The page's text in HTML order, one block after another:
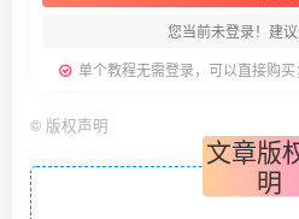
您当前未登录！建
单个教程无需登录，可以直接购买
© 版权声明
文章版
明